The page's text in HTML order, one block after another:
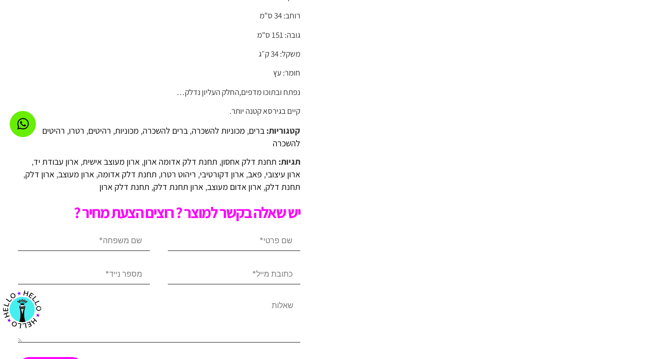
רוחב: 34 ס"מ
גובה: 151 ס"מ
משקל: 34 ק״ג
חומר: עץ
נפתח ובתוכו מדפים,החלק העליון נדלק…
קיים בגירסא קטנה יותר.
קטגוריות: ברים, מכוניות להשכרה, ברים להשכרה, מכוניות, רהיטים, רטרו, רהיטים
להשכרה
תגיות: תחנת דלק אחסון, תחנת דלק אדומה ארון, ארון מעוצב אישית, ארון עבודת יד,
ארון עיצובי, פאב, ארון דקורטיבי, ריהוט רטרו, תחנת דלק אדומה, ארון מעוצב, ארון דלק,
תחנת דלק, ארון אדום מעוצב, ארון תחנת דלק, תחנת דלק ארון
יש שאלה בקשר למוצר ? רוצים הצעת מחיר ?